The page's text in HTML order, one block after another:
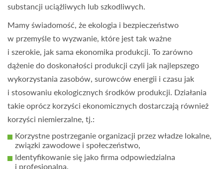
substancji uciążliwych lub szkodliwych.
Mamy świadomość, że ekologia i bezpieczeństwo
w przemyśle to wyzwanie, które jest tak ważne
i szerokie, jak sama ekonomika produkcji. To zarówno
dążenie do doskonałości produkcji czyli jak najlepszego
wykorzystania zasobów, surowców energii i czasu jak
i stosowaniu ekologicznych środków produkcji. Działania
takie oprócz korzyści ekonomicznych dostarczają również
korzyści niemierzalne, tj.:
Korzystne postrzeganie organizacji przez władze lokalne,
związki zawodowe i społeczeństwo,
Identyfikowanie się jako firma odpowiedzialna
i profesjonalna,